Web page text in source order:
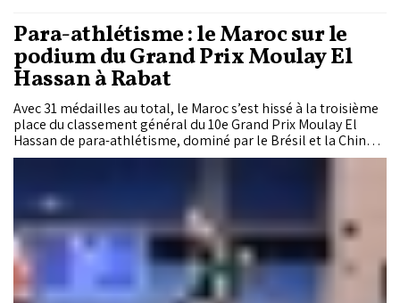
Para-athlétisme : le Maroc sur le
podium du Grand Prix Moulay El
Hassan à Rabat
Avec 31 médailles au total, le Maroc s’est hissé à la troisième
place du classement général du 10e Grand Prix Moulay El
Hassan de para-athlétisme, dominé par le Brésil et la Chine.
Une performance qui confirme la montée en puissance du